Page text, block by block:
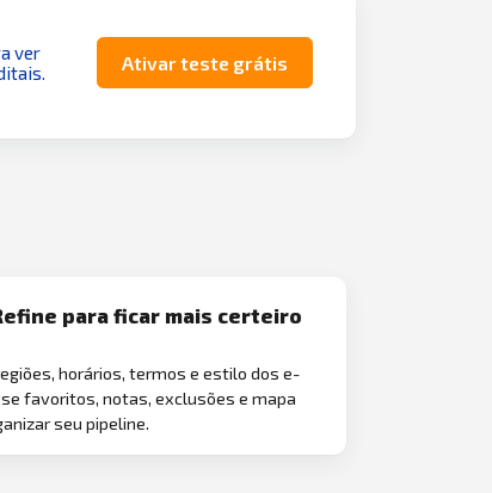
ver
Ativar teste grátis
para ficar mais certeiro
horários, termos e estilo dos e-
favoritos, notas, exclusões e mapa
seu pipeline.